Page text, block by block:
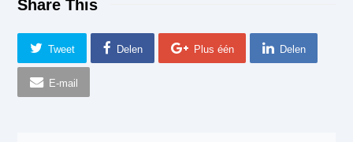
Share This
Tweet Delen Plus één Delen
E-mail